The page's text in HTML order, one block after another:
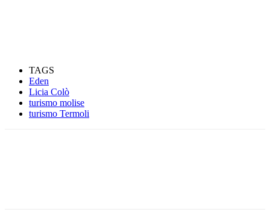
TAGS
Eden
Licia Colò
turismo molise
turismo Termoli